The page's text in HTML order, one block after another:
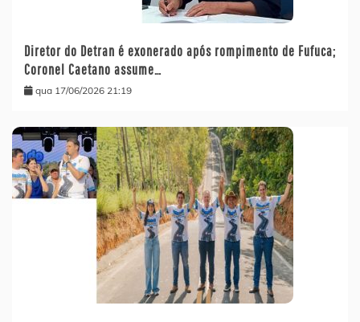
Diretor do Detran é exonerado após rompimento de Fufuca;
Coronel Caetano assume…
qua 17/06/2026 21:19